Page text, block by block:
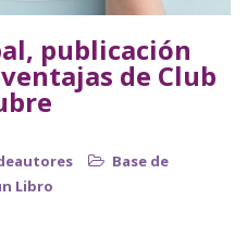
publicación
de Club
Base de
Libro